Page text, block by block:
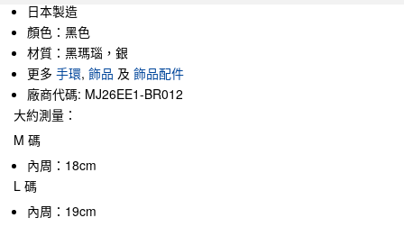
日本製造
顏色：黑色
材質：黑瑪瑙，銀
更多 手環, 飾品 及 飾品配件
廠商代碼: MJ26EE1-BR012
大約測量：
M 碼
內周：18cm
L 碼
內周：19cm